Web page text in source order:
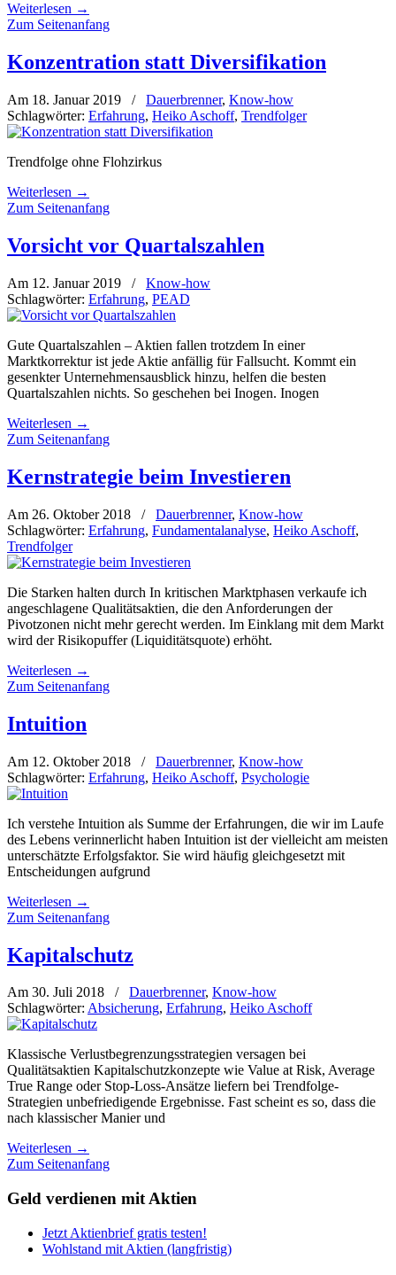
Weiterlesen →
Zum Seitenanfang
Konzentration statt Diversifikation
Am 18. Januar 2019 / Dauerbrenner, Know-how
Schlagwörter: Erfahrung, Heiko Aschoff, Trendfolger
Trendfolge ohne Flohzirkus
Weiterlesen →
Zum Seitenanfang
Vorsicht vor Quartalszahlen
Am 12. Januar 2019 /
Know-how
Schlagwörter: Erfahrung, PEAD
Gute Quartalszahlen – Aktien fallen trotzdem In einer
Marktkorrektur ist jede Aktie anfällig für Fallsucht. Kommt ein
gesenkter Unternehmensausblick hinzu, helfen die besten
Quartalszahlen nichts. So geschehen bei Inogen. Inogen
Weiterlesen →
Zum Seitenanfang
Kernstrategie beim Investieren
Am 26. Oktober 2018 / Dauerbrenner, Know-how
Schlagwörter: Erfahrung, Fundamentalanalyse, Heiko Aschoff,
Trendfolger
Die Starken halten durch In kritischen Marktphasen verkaufe ich
angeschlagene Qualitätsaktien, die den Anforderungen der
Pivotzonen nicht mehr gerecht werden. Im Einklang mit dem Markt
wird der Risikopuffer (Liquiditätsquote) erhöht.
Weiterlesen →
Zum Seitenanfang
Intuition
Am 12. Oktober 2018 / Dauerbrenner, Know-how
Schlagwörter: Erfahrung, Heiko Aschoff, Psychologie
Ich verstehe Intuition als Summe der Erfahrungen, die wir im Laufe
des Lebens verinnerlicht haben Intuition ist der vielleicht am meisten
unterschätzte Erfolgsfaktor. Sie wird häufig gleichgesetzt mit
Entscheidungen aufgrund
Weiterlesen →
Zum Seitenanfang
Kapitalschutz
Am 30. Juli 2018 / Dauerbrenner, Know-how
Schlagwörter: Absicherung, Erfahrung, Heiko Aschoff
Klassische Verlustbegrenzungsstrategien versagen bei
Qualitätsaktien Kapitalschutzkonzepte wie Value at Risk, Average
True Range oder Stop-Loss-Ansätze liefern bei Trendfolge-
Strategien unbefriedigende Ergebnisse. Fast scheint es so, dass die
nach klassischer Manier und
Weiterlesen →
Zum Seitenanfang
Geld verdienen mit Aktien
Jetzt Aktienbrief gratis testen!
Wohlstand mit Aktien (langfristig)